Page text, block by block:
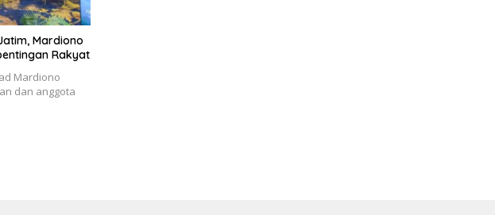
Mardiono
Rakyat
Mardiono
dan anggota